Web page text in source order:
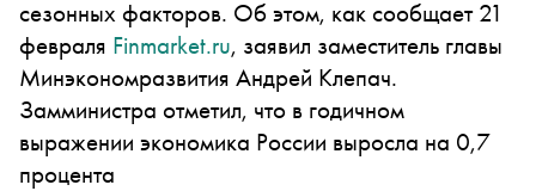
сезонных факторов. Об этом, как сообщает 21
февраля Finmarket.ru, заявил заместитель главы
Минэкономразвития Андрей Клепач.
Замминистра отметил, что в годичном
выражении экономика России выросла на 0,7
процента